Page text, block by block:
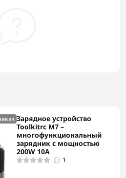
Зарядное устройство
Toolkitrc M7 –
многофункциональный
зарядник с мощностью
200W 10A
1